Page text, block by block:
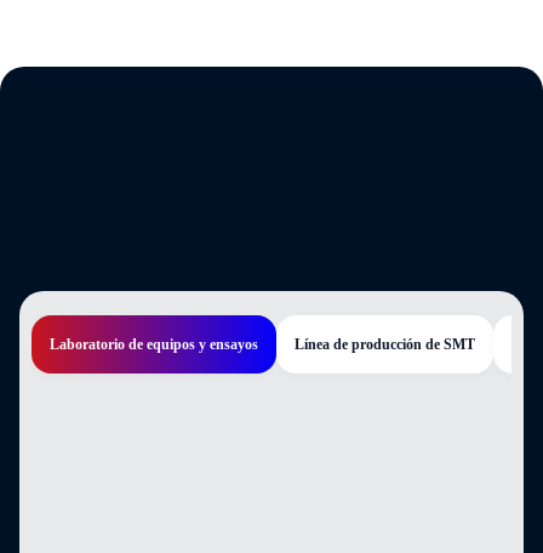
Laboratorio de equipos y ensayos Línea de producción de SMT